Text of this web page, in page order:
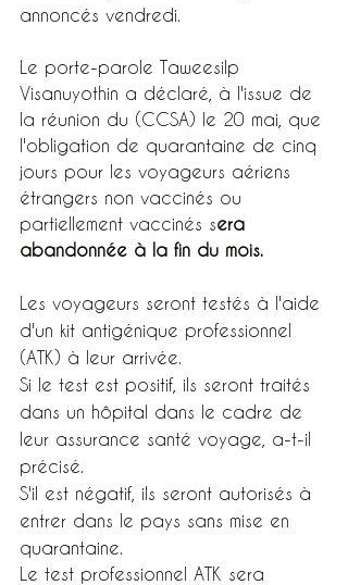
annoncés vendredi.
Le porte-parole Taweesilp
Visanuyothin a déclaré, à l'issue de
la réunion du (CCSA) le 20 mai, que
l'obligation de quarantaine de cinq
jours pour les voyageurs aériens
étrangers non vaccinés ou
partiellement vaccinés sera
abandonnée à la fin du mois.
Les voyageurs seront testés à l'aide
d'un kit antigénique professionnel
(ATK) à leur arrivée.
Si le test est positif, ils seront traités
dans un hôpital dans le cadre de
leur assurance santé voyage, a-t-il
précisé.
S'il est négatif, ils seront autorisés à
entrer dans le pays sans mise en
quarantaine.
Le test professionnel ATK sera